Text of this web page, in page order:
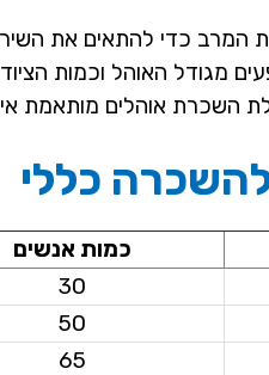
כדי להתאים את
מגודל האוהל וכמות
השכרת אוהלים מותאמת
כללי
כמות אנשים
30
50
65